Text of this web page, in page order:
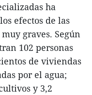
ha
efectos de las
graves. Según
102 personas
de viviendas
por el agua;
y 3,2